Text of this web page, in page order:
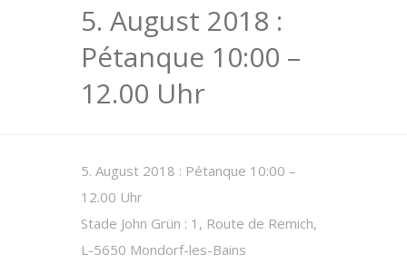
5. August 2018 :
Pétanque 10:00 –
12.00 Uhr
5. August 2018 : Pétanque 10:00 –
12.00 Uhr
Stade John Grün : 1, Route de Remich,
L-5650 Mondorf-les-Bains